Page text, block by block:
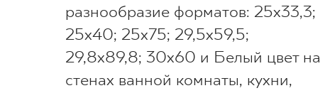
разнообразие форматов: 25x33,3;
25x40; 25x75; 29,5x59,5;
29,8x89,8; 30x60 и Белый цвет на
стенах ванной комнаты, кухни,